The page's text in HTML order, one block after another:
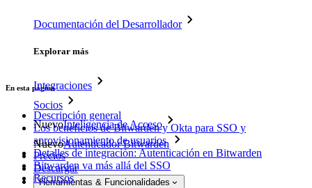
Documentación del Desarrollador
Explorar más
Integraciones
Socios
NuevoInteligencia de Acceso
NuevoAutenticador Bitwarden
Precios
Descargar
Herramientas & Funcionalidades
En esta página
Descripción general
Los beneficios de Bitwarden y Okta para SSO y
aprovisionamiento de usuarios
Detalles de integración: Autenticación en Bitwarden
Bitwarden va más allá del SSO
Recursos